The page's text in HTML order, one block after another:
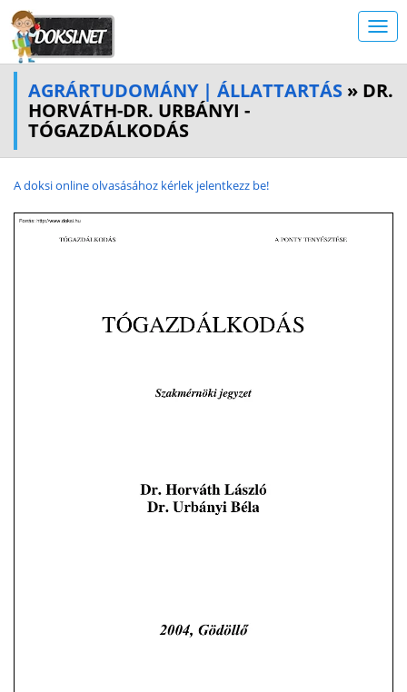
AGRÁRTUDOMÁNY | ÁLLATTARTÁS » DR.
HORVÁTH-DR. URBÁNYI -
TÓGAZDÁLKODÁS
A doksi online olvasásához kérlek jelentkezz be!